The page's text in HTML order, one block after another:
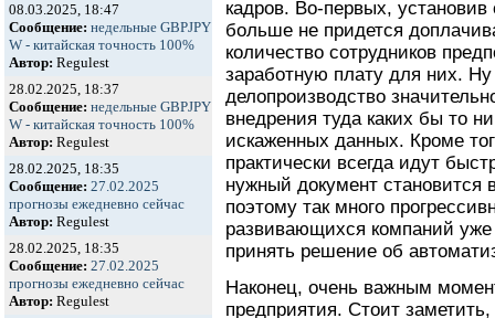
08.03.2025, 18:47
Сообщение: недельные GBPJPY
W - китайская точность 100%
Автор: Regulest
28.02.2025, 18:37
Сообщение: недельные GBPJPY
W - китайская точность 100%
Автор: Regulest
28.02.2025, 18:35
Сообщение: 27.02.2025
прогнозы ежедневно сейчас
Автор: Regulest
28.02.2025, 18:35
Сообщение: 27.02.2025
прогнозы ежедневно сейчас
Автор: Regulest
кадров. Во-первых,
больше не придется
количество сотрудников
заработную плату для них.
делопроизводство
внедрения туда каких бы то
искаженных данных. Кроме
практически всегда идут
нужный документ становится
поэтому так много
развивающихся компаний
принять решение об
Наконец, очень важным
предприятия. Стоит